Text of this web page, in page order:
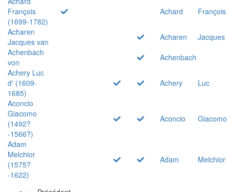
François
(1699-1782)
Achard
François
Acharen
Jacques van
Acharen
Jacques
Achenbach
von
Achenbach
Achery Luc
d' (1609-
1685)
Achery
Luc
Aconcio
Giacomo
(1492?
-1566?)
Aconcio Giacomo
Adam
Melchior
(1575?
-1622)
Adam Melchior